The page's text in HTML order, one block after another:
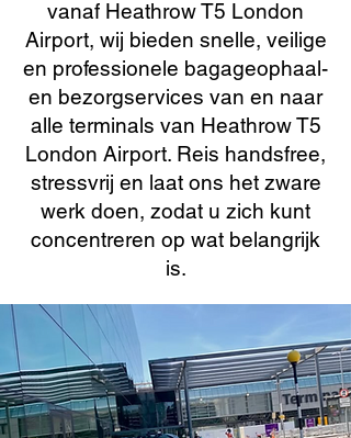
vanaf Heathrow T5 London
Airport, wij bieden snelle, veilige
en professionele bagageophaal-
en bezorgservices van en naar
alle terminals van Heathrow T5
London Airport. Reis handsfree,
stressvrij en laat ons het zware
werk doen, zodat u zich kunt
concentreren op wat belangrijk
is.